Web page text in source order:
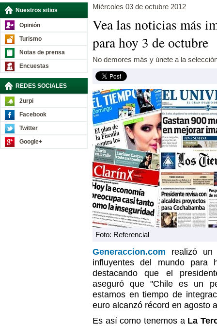
Nuestros sitios
Opinión
Turismo
Notas de prensa
Encuestas
REDES SOCIALES
2urpi
Facebook
Twitter
Google+
Miércoles 03 de octubre 2012
Vea las noticias más
para hoy 3 de octubre
No demores más y únete a la
Foto: Referencial
Generaccion.com realizó un
influyentes del mundo para
destacando que el
aseguró que "Chile es un
estamos en tiempo de
euro alcanzó récord en agosto
Es así como tenemos a La